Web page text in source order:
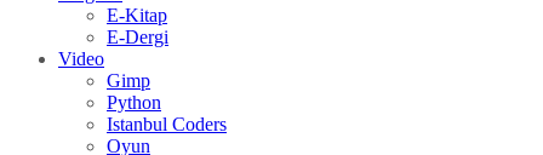
E-Kitap
E-Dergi
Video
Gimp
Python
Istanbul Coders
Oyun